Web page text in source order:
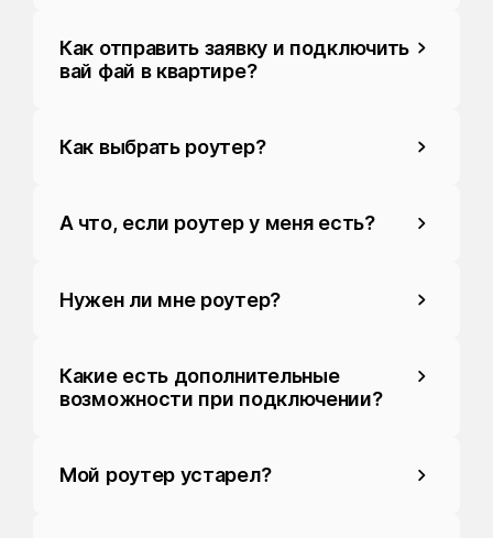
Как отправить заявку и подключить
вай фай в квартире?
Как выбрать роутер?
А что, если роутер у меня есть?
Нужен ли мне роутер?
Какие есть дополнительные
возможности при подключении?
Мой роутер устарел?